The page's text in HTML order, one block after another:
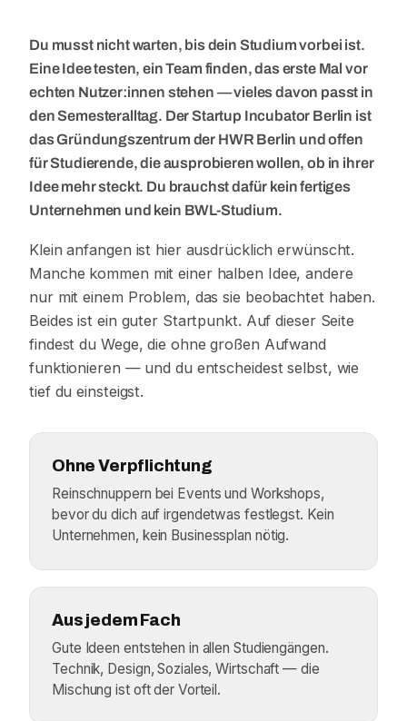
Du musst nicht warten, bis dein Studium vorbei ist.
Eine Idee testen, ein Team finden, das erste Mal vor
echten Nutzer:innen stehen — vieles davon passt in
den Semesteralltag. Der Startup Incubator Berlin ist
das Gründungszentrum der HWR Berlin und offen
für Studierende, die ausprobieren wollen, ob in ihrer
Idee mehr steckt. Du brauchst dafür kein fertiges
Unternehmen und kein BWL-Studium.
Klein anfangen ist hier ausdrücklich erwünscht.
Manche kommen mit einer halben Idee, andere
nur mit einem Problem, das sie beobachtet haben.
Beides ist ein guter Startpunkt. Auf dieser Seite
findest du Wege, die ohne großen Aufwand
funktionieren — und du entscheidest selbst, wie
tief du einsteigst.
Ohne Verpflichtung
Reinschnuppern bei Events und Workshops,
bevor du dich auf irgendetwas festlegst. Kein
Unternehmen, kein Businessplan nötig.
Aus jedem Fach
Gute Ideen entstehen in allen Studiengängen.
Technik, Design, Soziales, Wirtschaft — die
Mischung ist oft der Vorteil.